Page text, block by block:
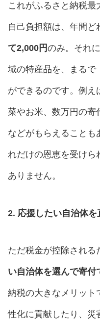
これがふるさと納税最
自己負担額は、年間ど
て2,000円のみ。それ
域の特産品を、まるで
ができるのです。例え
菜やお米、数万円の寄
などがもらえることも
れだけの恩恵を受けら
ありません。
2. 応援したい自治体を
ただ税金が控除される
い自治体を選んで寄付
納税の大きなメリット
性化に貢献したり、災